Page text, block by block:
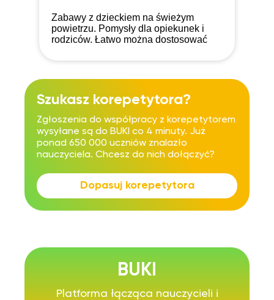
Zabawy z dzieckiem na świeżym
powietrzu. Pomysły dla opiekunek i
rodziców. Łatwo można dostosować
możliwości dziecka.
Szukasz korepetytora?
Zgłoszenia do współpracy z korepetytorem
wysyłane są do BUKI co 4 minuty. Już
ponad 650 000 uczniów znalazło
nauczyciela. Chcesz do nich dołączyć?
Dopasuj korepetytora
BUKI
Platforma łącząca nauczycieli i